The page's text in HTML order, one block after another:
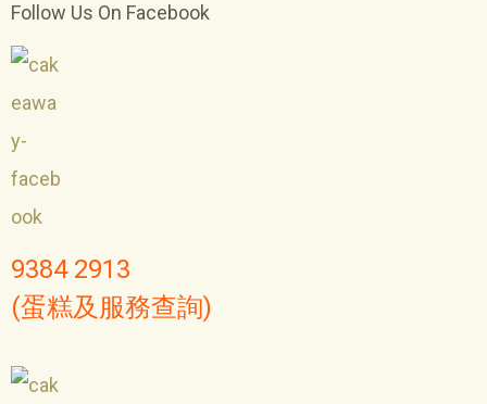
Follow Us On Facebook
9384 2913
(蛋糕及服務查詢)